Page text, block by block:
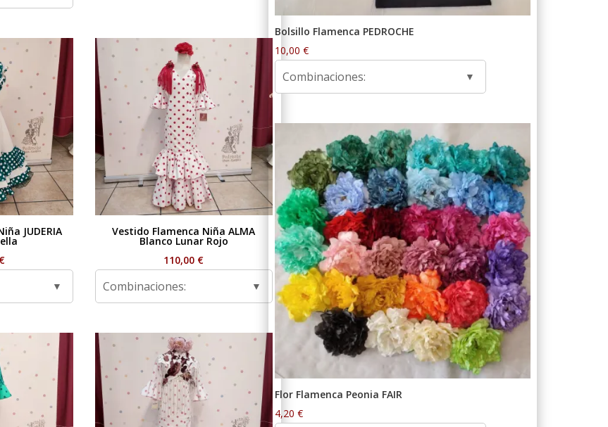
JUDERIA
€
Vestido Flamenca Niña ALMA
Blanco Lunar Rojo
110,00 €
Combinaciones:
Bolsillo Flamenca PEDROCHE
10,00€
Combinaciones:
Flor Flamenca Peonia FAIR
4,20€